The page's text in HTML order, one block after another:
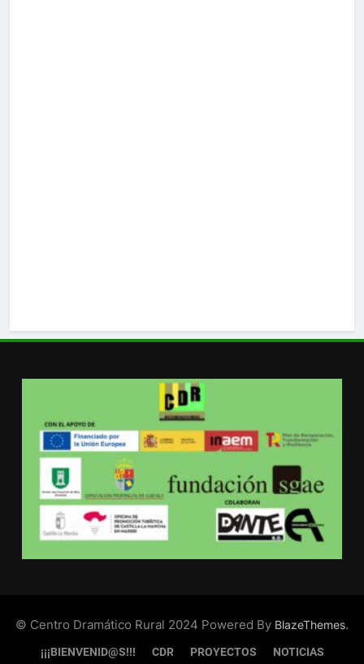
© Centro Dramático Rural 2024 Powered By BlazeThemes.
¡¡¡BIENVENID@S!!! CDR PROYECTOS NOTICIAS